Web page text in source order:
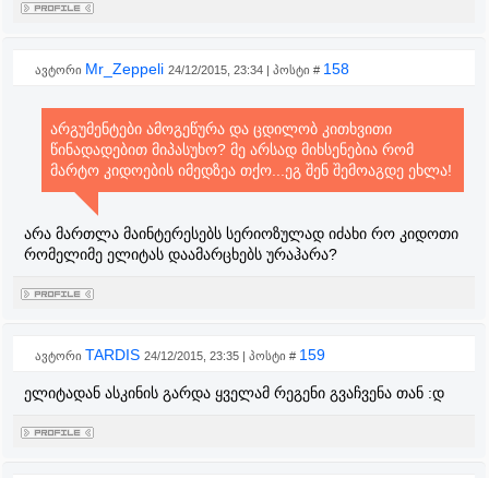
ავტორი Mr_Zeppeli 24/12/2015, 23:34 | პოსტი # 158
არგუმენტები ამოგეწურა და ცდილობ კითხვითი
წინადადებით მიპასუხო? მე არსად მიხსენებია რომ
მარტო კიდოების იმედზეა თქო...ეგ შენ შემოაგდე ეხლა!
არა მართლა მაინტერესებს სერიოზულად იძახი რო კიდოთი
რომელიმე ელიტას დაამარცხებს ურაჰარა?
ავტორი TARDIS 24/12/2015, 23:35 | პოსტი # 159
ელიტადან ასკინის გარდა ყველამ რეგენი გვაჩვენა თან :დ